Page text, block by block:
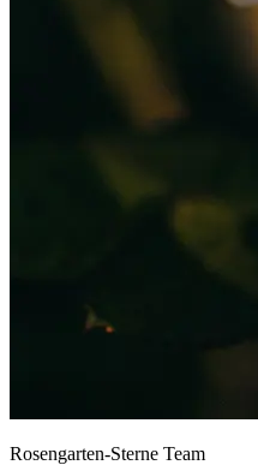
Rosengarten-Sterne Team